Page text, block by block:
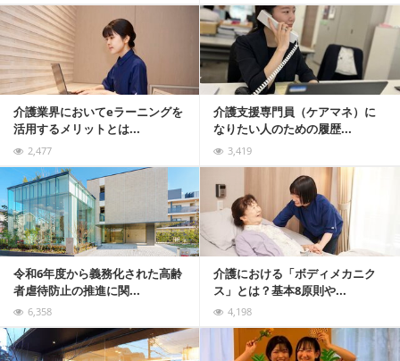
介護業界においてeラーニングを
活用するメリットとは...
2,477
介護支援専門員（ケアマネ）に
なりたい人のための履歴...
3,419
令和6年度から義務化された高齢
者虐待防止の推進に関...
6,358
介護における「ボディメカニク
ス」とは？基本8原則や...
4,198
記事を読む
記事を読む